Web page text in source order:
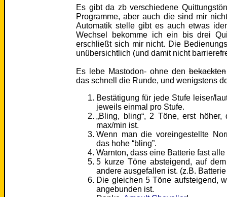
Es gibt da zb verschiedene
Programme, aber auch die sind mir
Automatik stelle gibt es auch etwas
Wechsel bekomme ich ein bis drei
erschließt sich mir nicht. Die
unübersichtlich (und damit nicht
Es lebe Mastodon- ohne denbekackten
das schnell die Runde, und wenigstens
Bestätigung für jede Stufe leiser/
jeweils einmal pro Stufe.
„Bling, bling“, 2 Töne, erst
max/min ist.
Wenn man die voreingestellte
das hohe “bling”.
Warnton, dass eine Batterie fast alle
5 kurze Töne absteigend, auf
andere ausgefallen ist. (z.B.
Die gleichen 5 Töne aufsteigend,
angebunden ist.